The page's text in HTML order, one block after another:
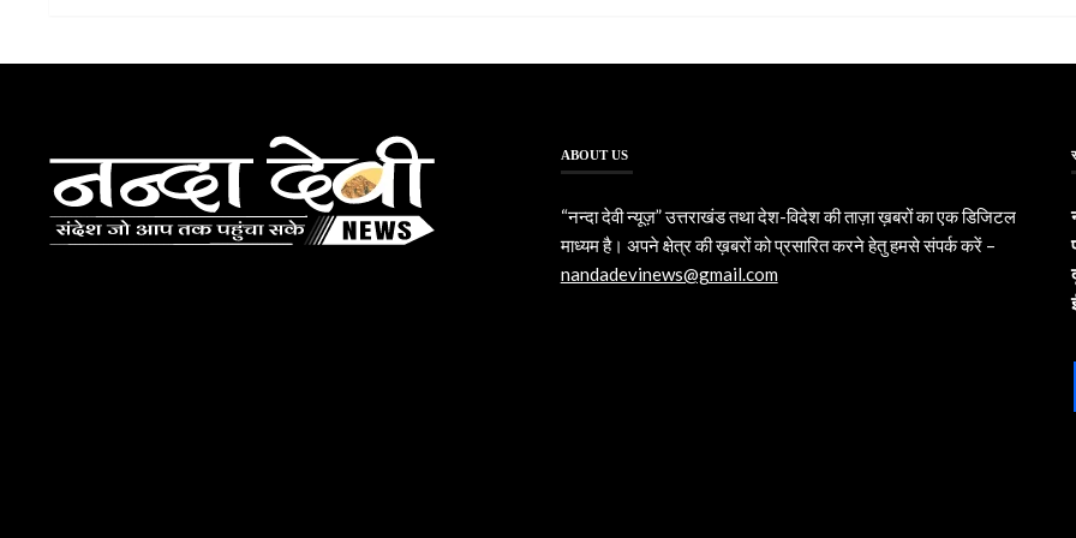
ABOUT US
“नन्दा देवी न्यूज़” उत्तराखंड तथा देश-विदेश की ताज़ा ख़बरों का एक डिजिटल
माध्यम है। अपने क्षेत्र की ख़बरों को प्रसारित करने हेतु हमसे संपर्क करें –
nandadevinews@gmail.com